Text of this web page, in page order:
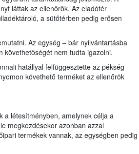
láttak az ellenőrök. Az eladótér
a sütőtérben pedig erősen
Az egység – bár nyilvántartásba
követhetőségét nem tudta igazolni.
hatállyal felfüggesztette az pékség
követhető terméket az ellenőrök
a létesítményben, amelynek célja a
megkezdésekor azonban azzal
termékek vannak, az egységben pedig